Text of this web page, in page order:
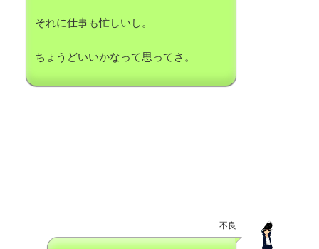
それに仕事も忙しいし。
ちょうどいいかなって思ってさ。
不良